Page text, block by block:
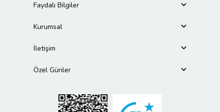
Faydalı Bilgiler
Kurumsal
İletişim
Özel Günler